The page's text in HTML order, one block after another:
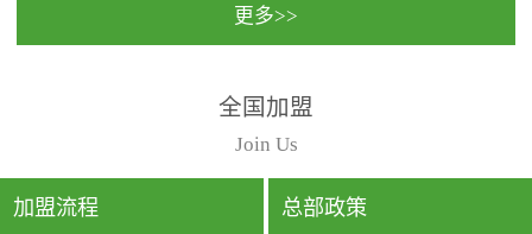
动，人类长时间停留的室
内空间都有整体消毒的需
要。因为空间内人流携带
的、空气...
行国家规定的标准检测方
法，空气采样量准确，检
测结果可靠，远胜于其他
检测...
更多>>
全国加盟
Join Us
加盟流程 总部政策